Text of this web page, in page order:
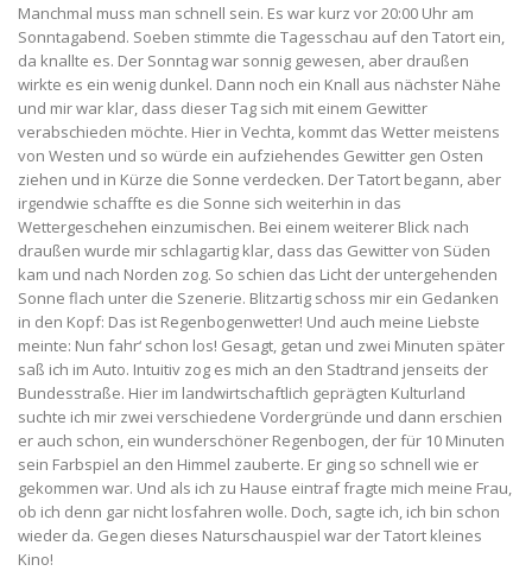
Manchmal muss man schnell sein. Es war kurz vor 20:00 Uhr am
Sonntagabend. Soeben stimmte die Tagesschau auf den Tatort ein,
da knallte es. Der Sonntag war sonnig gewesen, aber draußen
wirkte es ein wenig dunkel. Dann noch ein Knall aus nächster Nähe
und mir war klar, dass dieser Tag sich mit einem Gewitter
verabschieden möchte. Hier in Vechta, kommt das Wetter meistens
von Westen und so würde ein aufziehendes Gewitter gen Osten
ziehen und in Kürze die Sonne verdecken. Der Tatort begann, aber
irgendwie schaffte es die Sonne sich weiterhin in das
Wettergeschehen einzumischen. Bei einem weiterer Blick nach
draußen wurde mir schlagartig klar, dass das Gewitter von Süden
kam und nach Norden zog. So schien das Licht der untergehenden
Sonne flach unter die Szenerie. Blitzartig schoss mir ein Gedanken
in den Kopf: Das ist Regenbogenwetter! Und auch meine Liebste
meinte: Nun fahr‘ schon los! Gesagt, getan und zwei Minuten später
saß ich im Auto. Intuitiv zog es mich an den Stadtrand jenseits der
Bundesstraße. Hier im landwirtschaftlich geprägten Kulturland
suchte ich mir zwei verschiedene Vordergründe und dann erschien
er auch schon, ein wunderschöner Regenbogen, der für 10 Minuten
sein Farbspiel an den Himmel zauberte. Er ging so schnell wie er
gekommen war. Und als ich zu Hause eintraf fragte mich meine Frau,
ob ich denn gar nicht losfahren wolle. Doch, sagte ich, ich bin schon
wieder da. Gegen dieses Naturschauspiel war der Tatort kleines
Kino!